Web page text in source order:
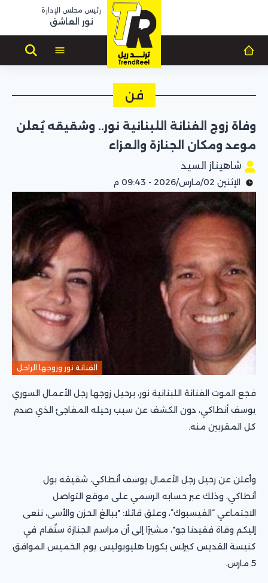
رئيس مجلس الإدارة
نور العاشق
فن
وفاة زوج الفنانة اللبنانية نور.. وشقيقه يُعلن
موعد ومكان الجنازة والعزاء
شاهيناز السيد
الإثنين 02/مارس/2026 - 09:43 م
الفنانة نور وزوجها الراحل
فجع الموت الفنانة اللبنانية نور، برحيل زوجها رجل الأعمال السوري
يوسف أنطاكي، دون الكشف عن سبب رحيله المفاجئ الذي صدم
كل المقربين منه.
وأعلن عن رحيل رجل الأعمال يوسف أنطاكي، شقيقه بول
أنطاكي، وذلك عبر حسابه الرسمي على موقع التواصل
الاجتماعي “الفيسبوك”، وعلق قائلا: "ببالغ الحزن والأسى، ننعى
إليكم وفاة فقيدنا جو"، مشيرًا إلى أن مراسم الجنازة ستُقام في
كنيسة القديس كيرلس بكوربا هليوبوليس يوم الخميس الموافق
5 مارس.